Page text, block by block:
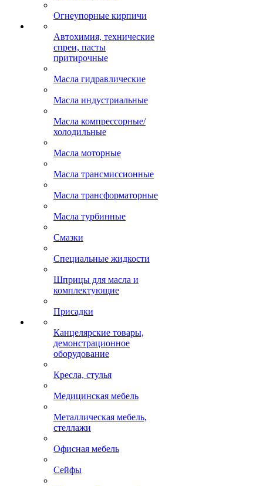
Огнеупорные кирпичи
Автохимия, технические
спреи, пасты
притирочные
Масла гидравлические
Масла индустриальные
Масла компрессорные/
холодильные
Масла моторные
Масла трансмиссионные
Масла трансформаторные
Масла турбинные
Смазки
Специальные жидкости
Шприцы для масла и
комплектующие
Присадки
Канцелярские товары,
демонстрационное
оборудование
Кресла, стулья
Медицинская мебель
Металлическая мебель,
стеллажи
Офисная мебель
Сейфы